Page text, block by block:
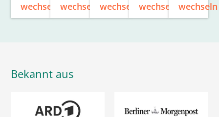
wechseln wechseln wechseln wechseln wechseln
Bekannt aus